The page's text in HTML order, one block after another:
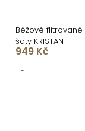
Béžové flitrované
šaty KRISTAN
949 Kč
L